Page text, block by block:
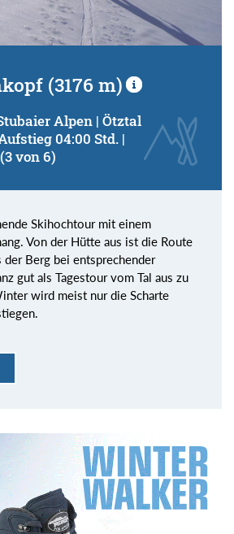
(3176 m)
Alpen | Ötztal
04:00 Std. |
von 6)
Skihochtour mit einem
Von der Hütte aus ist die Route
der Berg bei entsprechender
gut als Tagestour vom Tal aus zu
wird meist nur die Scharte